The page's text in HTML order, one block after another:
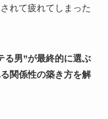
れて疲れてしまった
る男”が最終的に選ぶ
関係性の築き方を解